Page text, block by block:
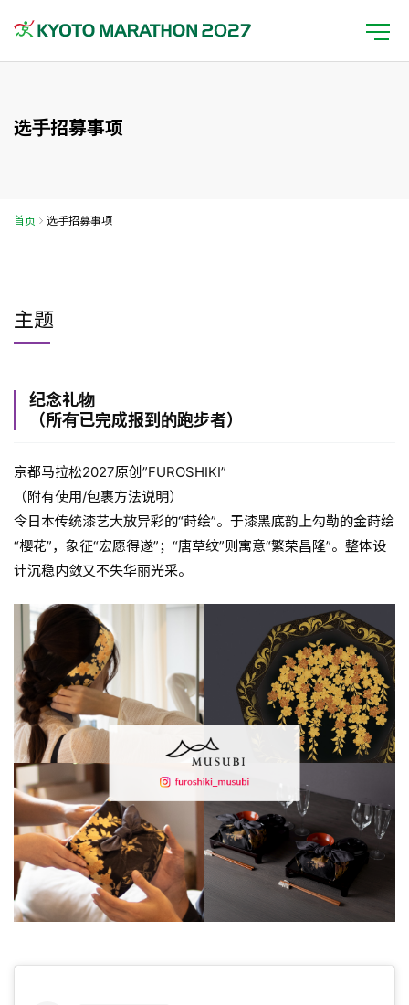
选手招募事项
首页 选手招募事项
主题
纪念礼物
（所有已完成报到的跑步者）
京都马拉松2027原创”FUROSHIKI”
（附有使用/包裹方法说明）
令日本传统漆艺大放异彩的“莳绘”。于漆黑底韵上勾勒的金莳绘
“樱花”，象征“宏愿得遂”；“唐草纹”则寓意“繁荣昌隆”。整体设
计沉稳内敛又不失华丽光采。